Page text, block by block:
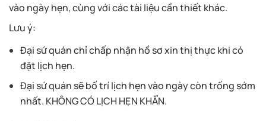
vào ngày hẹn, cùng với các tài liệu cần thiết khác.
Lưu ý:
Đại sứ quán chỉ chấp nhận hồ sơ xin thị thực khi có
đặt lịch hẹn.
Đại sứ quán sẽ bố trí lịch hẹn vào ngày còn trống sớm
nhất. KHÔNG CÓ LỊCH HẸN KHẨN.